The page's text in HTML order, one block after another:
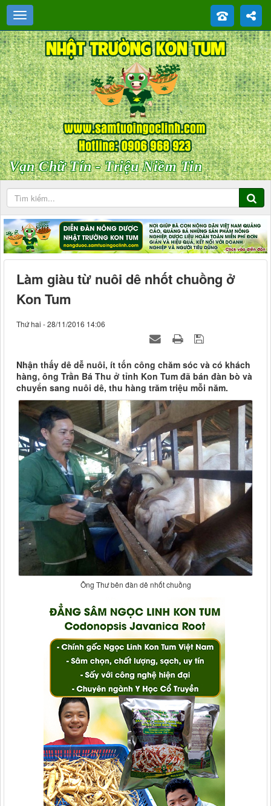
Vạn Chữ Tín - Triệu Niềm Tin
Làm giàu từ nuôi dê nhốt chuồng ở
Kon Tum
Thứ hai - 28/11/2016 14:06
Nhận thấy dê dễ nuôi, ít tốn công chăm sóc và có khách
hàng, ông Trần Bá Thu ở tỉnh Kon Tum đã bán đàn bò và
chuyển sang nuôi dê, thu hàng trăm triệu mỗi năm.
Ông Thư bên đàn dê nhốt chuồng